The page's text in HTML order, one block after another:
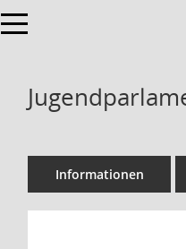
Toggle navigation
Informationen